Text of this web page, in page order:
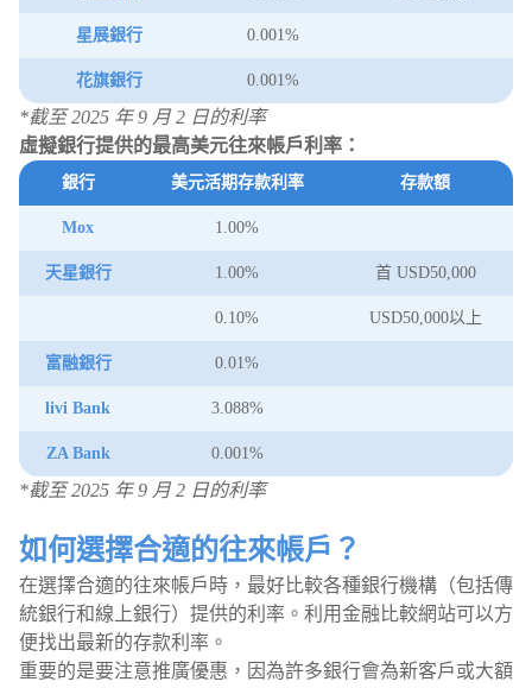
星展銀行 0.001%
花旗銀行 0.001%
*截至 2025 年 9 月 2 日的利率
虛擬銀行提供的最高美元往來帳戶利率：
銀行 美元活期存款利率 存款額
Mox 1.00%
天星銀行 1.00% 首 USD50,000
0.10% USD50,000以上
富融銀行 0.01%
livi Bank 3.088%
ZA Bank 0.001%
*截至 2025 年 9 月 2 日的利率
如何選擇合適的往來帳戶？
在選擇合適的往來帳戶時，最好比較各種銀行機構（包括傳
統銀行和線上銀行）提供的利率。利用金融比較網站可以方
便找出最新的存款利率。
重要的是要注意推廣優惠，因為許多銀行會為新客戶或大額